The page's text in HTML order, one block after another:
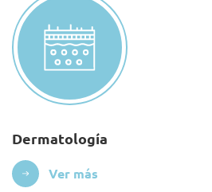
Dermatología
Ver más